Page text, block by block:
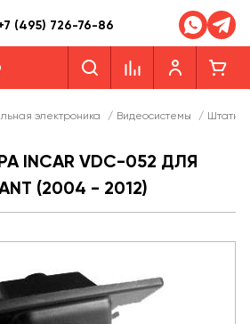
(495) 726-76-86
электроника / Видеосистемы /
INCAR VDC-052 ДЛЯ
(2004 - 2012)